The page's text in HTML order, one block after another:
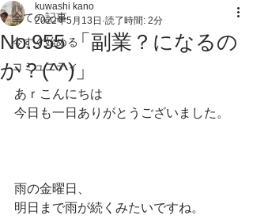
全ての記事
今すぐ始める
コミュニティ
No.955 「副業？になるの
か？(^^)」
kuwashi kano
2022年5月13日 読了時間: 2分
あｒこんにちは
今日も一日ありがとうございました。
雨の金曜日、
明日まで雨が続くみたいですね。